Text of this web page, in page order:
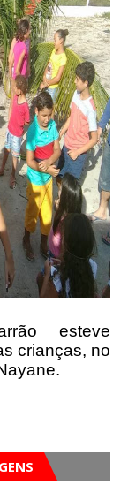
esteve
crianças, no